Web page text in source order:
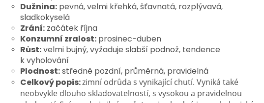
Dužnina: pevná, velmi křehká, šťavnatá, rozplývavá,
sladkokyselá
Zrání: začátek října
Konzumní zralost: prosinec-duben
Růst:velmi bujný, vyžaduje slabší podnož, tendence
k vyholování
Plodnost:středně pozdní, průměrná, pravidelná
Celkový popis:zimní odrůda s vynikající chutí. Vyniká také
neobvykle dlouho skladovatelností, s vysokou a pravidelnou